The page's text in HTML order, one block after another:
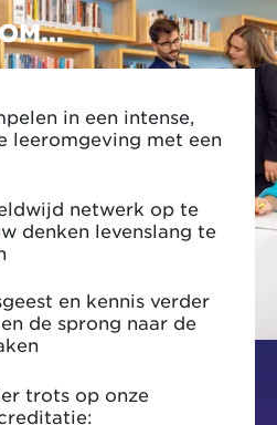
in een intense,
leeromgeving met een
netwerk op te
denken levenslang te
en kennis verder
de sprong naar de
trots op onze